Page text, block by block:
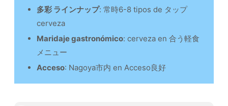
多彩 ラインナップ: 常時6-8 tipos de タップ
cerveza
Maridaje gastronómico: cerveza en 合う軽食
メニュー
Acceso: Nagoya市内 en Acceso良好